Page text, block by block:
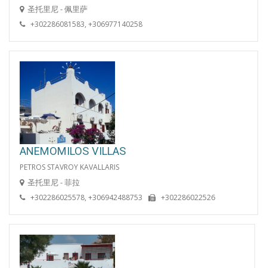
圣托里尼 - 佩里萨
+302286081583, +306977140258
ANEMOMILOS VILLAS
PETROS STAVROY KAVALLARIS
圣托里尼 - 菲拉
+302286025578, +306942488753 +302286022526